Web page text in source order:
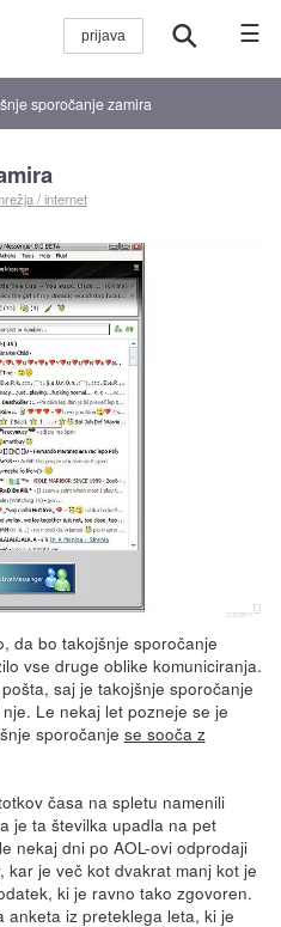
☰
sporočanje zamira
/ internet
da bo takojšnje sporočanje
vse druge oblike komuniciranja.
saj je takojšnje sporočanje
Le nekaj let pozneje se je
sporočanje se sooča z
časa na spletu namenili
je ta številka upadla na pet
nekaj dni po AOL-ovi odprodaji
kar je več kot dvakrat manj kot je
ki je ravno tako zgovoren.
anketa iz preteklega leta, ki je